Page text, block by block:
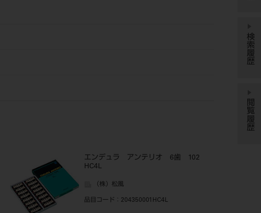
エンデュラ アンテリオ 6歯 102
HC4L
（株）松風
品目コード ：204350001HC4L
検索履歴
閲覧履歴